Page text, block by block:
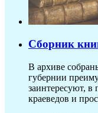
Сборник
В архиве
губернии
заинтересуют, в
краеведов и